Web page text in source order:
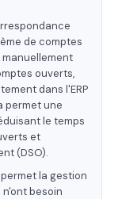
de comptes
ouverts,
dans l'ERP
permet une
le temps
et
(DSO).
la gestion
besoin